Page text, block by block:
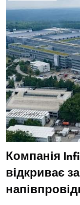
Компанія
відкриває